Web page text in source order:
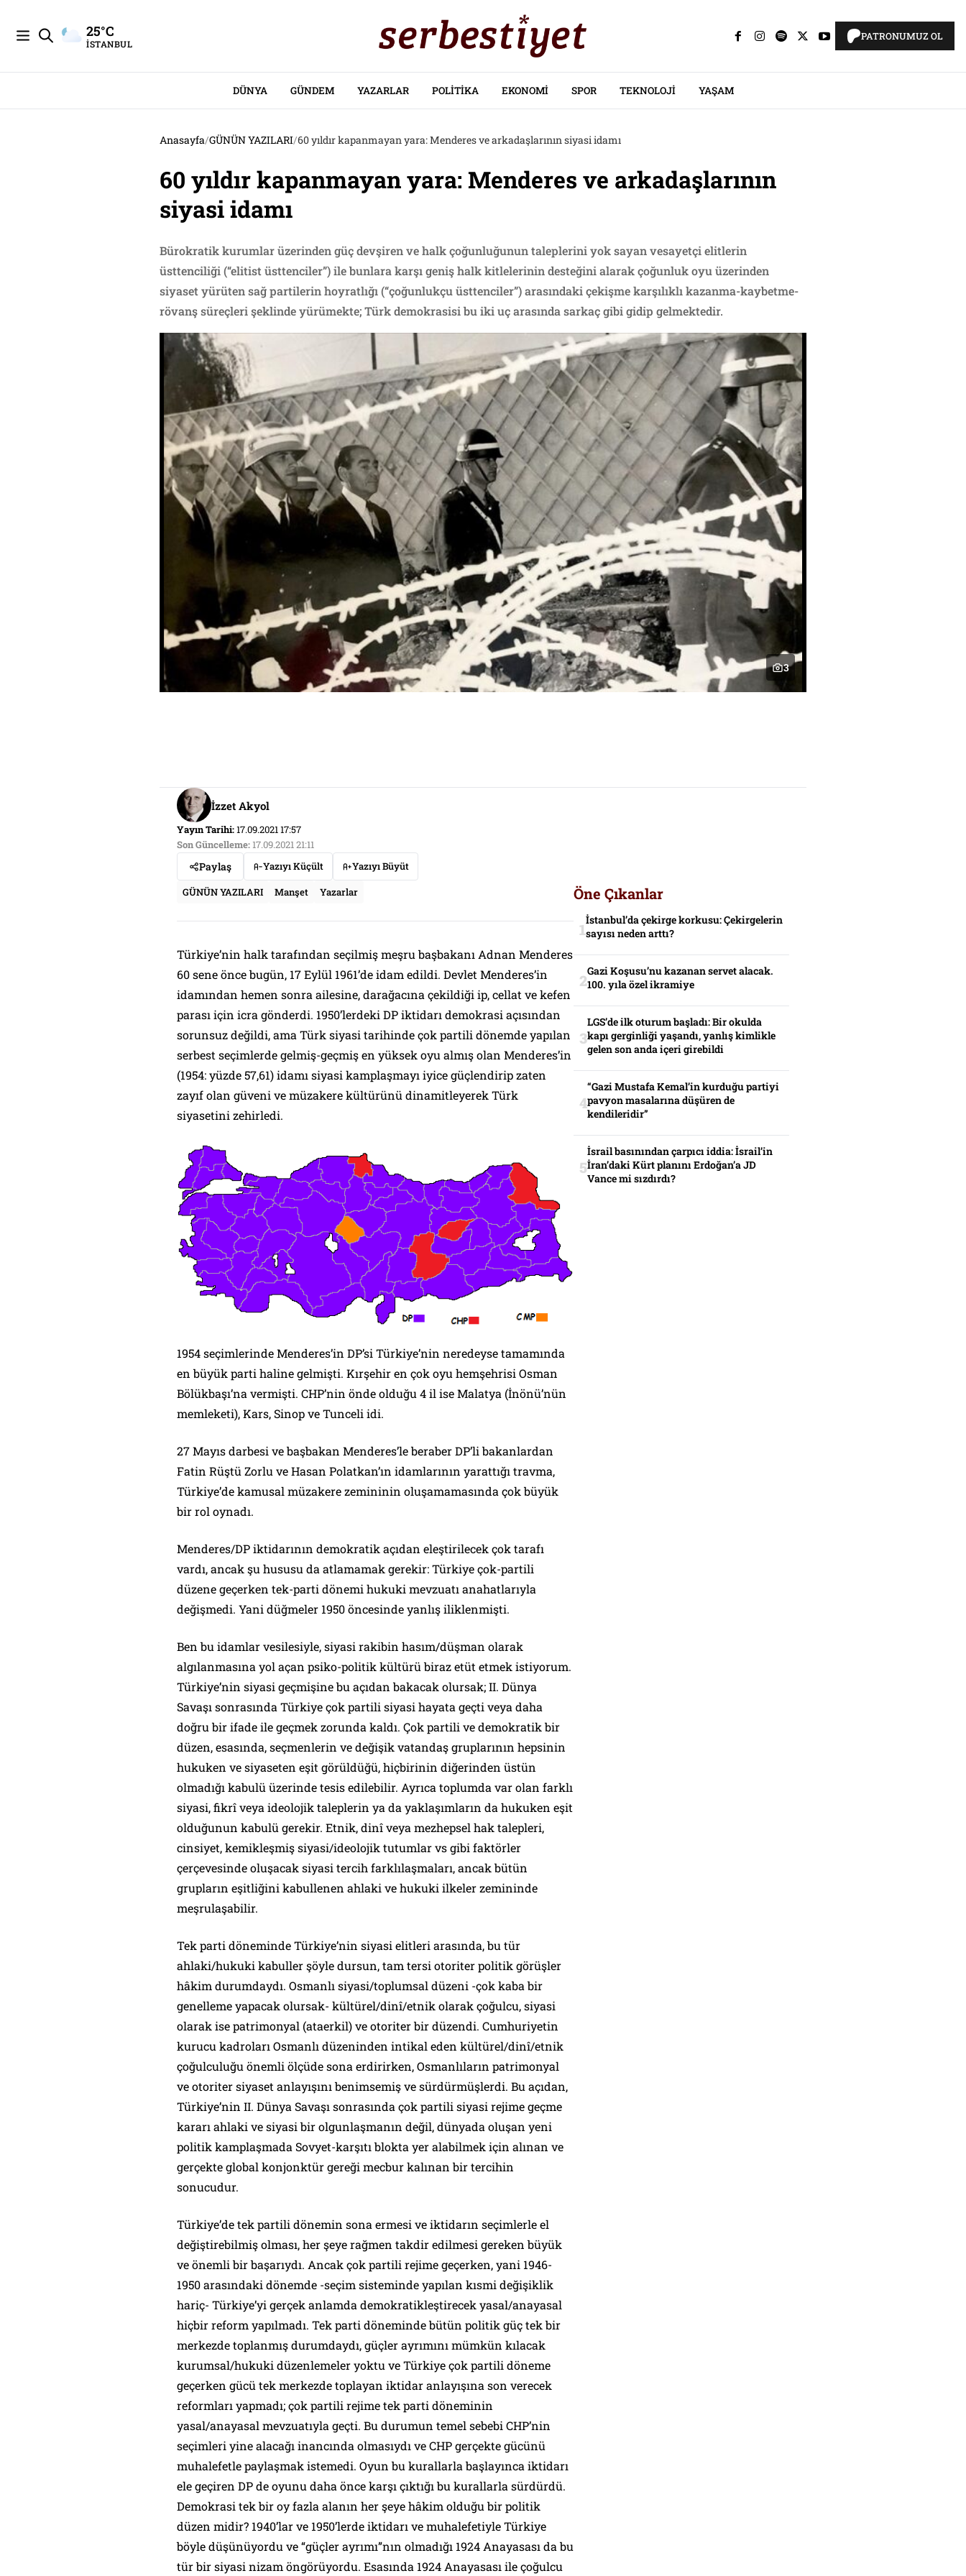
25°C
İSTANBUL
PATRONUMUZ OL
DÜNYA GÜNDEM YAZARLAR POLITIKA EKONOMI SPOR TEKNOLOJI YAŞAM
Anasayfa/GÜNÜN YAZILARI/60 yıldır kapanmayan yara: Menderes ve arkadaşlarının siyasi idamı
60 yıldır kapanmayan yara: Menderes ve arkadaşlarının
siyasi idamı
Bürokratik kurumlar üzerinden güç devşiren ve halk çoğunluğunun taleplerini yok sayan vesayetçi elitlerin
üsttenciliği (“elitist üsttenciler”) ile bunlara karşı geniş halk kitlelerinin desteğini alarak çoğunluk oyu üzerinden
siyaset yürüten sağ partilerin hoyratlığı (“çoğunlukçu üsttenciler”) arasındaki çekişme karşılıklı kazanma-kaybetme-
rövanş süreçleri şeklinde yürümekte; Türk demokrasisi bu iki uç arasında sarkaç gibi gidip gelmektedir.
3
İzzet Akyol
Yayın Tarihi:17.09.2021 17:57
Son Güncelleme: 17.09.2021 21:11
Paylaş Yazıyı Küçült
Yazıyı Büyüt
GÜNÜN YAZILARI
Manşet Yazarlar
Türkiye’nin halk tarafından seçilmiş meşru başbakanı Adnan Menderes
60 sene önce bugün, 17 Eylül 1961’de idam edildi. Devlet Menderes’in
idamından hemen sonra ailesine, darağacına çekildiği ip, cellat ve kefen
parası için icra gönderdi. 1950’lerdeki DP iktidarı demokrasi açısından
sorunsuz değildi, ama Türk siyasi tarihinde çok partili dönemde yapılan
serbest seçimlerde gelmiş-geçmiş en yüksek oyu almış olan Menderes’in
(1954: yüzde 57,61) idamı siyasi kamplaşmayı iyice güçlendirip zaten
zayıf olan güveni ve müzakere kültürünü dinamitleyerek Türk
siyasetini zehirledi.
1954 seçimlerinde Menderes’in DP’si Türkiye’nin neredeyse tamamında
en büyük parti haline gelmişti. Kırşehir en çok oyu hemşehrisi Osman
Bölükbaşı’na vermişti. CHP’nin önde olduğu 4 il ise Malatya (İnönü’nün
memleketi), Kars, Sinop ve Tunceli idi.
27 Mayıs darbesi ve başbakan Menderes’le beraber DP’li bakanlardan
Fatin Rüştü Zorlu ve Hasan Polatkan’ın idamlarının yarattığı travma,
Türkiye’de kamusal müzakere zemininin oluşamamasında çok büyük
bir rol oynadı.
Menderes/DP iktidarının demokratik açıdan eleştirilecek çok tarafı
vardı, ancak şu hususu da atlamamak gerekir: Türkiye çok-partili
düzene geçerken tek-parti dönemi hukuki mevzuatı anahatlarıyla
değişmedi. Yani düğmeler 1950 öncesinde yanlış iliklenmişti.
Ben bu idamlar vesilesiyle, siyasi rakibin hasım/düşman olarak
algılanmasına yol açan psiko-politik kültürü biraz etüt etmek istiyorum.
Türkiye’nin siyasi geçmişine bu açıdan bakacak olursak; II. Dünya
Savaşı sonrasında Türkiye çok partili siyasi hayata geçti veya daha
doğru bir ifade ile geçmek zorunda kaldı. Çok partili ve demokratik bir
düzen, esasında, seçmenlerin ve değişik vatandaş gruplarının hepsinin
hukuken ve siyaseten eşit görüldüğü, hiçbirinin diğerinden üstün
olmadığı kabulü üzerinde tesis edilebilir. Ayrıca toplumda var olan farklı
siyasi, fikrî veya ideolojik taleplerin ya da yaklaşımların da hukuken eşit
olduğunun kabulü gerekir. Etnik, dinî veya mezhepsel hak talepleri,
cinsiyet, kemikleşmiş siyasi/ideolojik tutumlar vs gibi faktörler
çerçevesinde oluşacak siyasi tercih farklılaşmaları, ancak bütün
grupların eşitliğini kabullenen ahlaki ve hukuki ilkeler zemininde
meşrulaşabilir.
Tek parti döneminde Türkiye’nin siyasi elitleri arasında, bu tür
ahlaki/hukuki kabuller şöyle dursun, tam tersi otoriter politik görüşler
hâkim durumdaydı. Osmanlı siyasi/toplumsal düzeni -çok kaba bir
genelleme yapacak olursak- kültürel/dinî/etnik olarak çoğulcu, siyasi
olarak ise patrimonyal (ataerkil) ve otoriter bir düzendi. Cumhuriyetin
kurucu kadroları Osmanlı düzeninden intikal eden kültürel/dinî/etnik
çoğulculuğu önemli ölçüde sona erdirirken, Osmanlıların patrimonyal
ve otoriter siyaset anlayışını benimsemiş ve sürdürmüşlerdi. Bu açıdan,
Türkiye’nin II. Dünya Savaşı sonrasında çok partili siyasi rejime geçme
kararı ahlaki ve siyasi bir olgunlaşmanın değil, dünyada oluşan yeni
politik kamplaşmada Sovyet-karşıtı blokta yer alabilmek için alınan ve
gerçekte global konjonktür gereği mecbur kalınan bir tercihin
sonucudur.
Türkiye’de tek partili dönemin sona ermesi ve iktidarın seçimlerle el
değiştirebilmiş olması, her şeye rağmen takdir edilmesi gereken büyük
ve önemli bir başarıydı. Ancak çok partili rejime geçerken, yani 1946-
1950 arasındaki dönemde -seçim sisteminde yapılan kısmi değişiklik
hariç- Türkiye’yi gerçek anlamda demokratikleştirecek yasal/anayasal
hiçbir reform yapılmadı. Tek parti döneminde bütün politik güç tek bir
merkezde toplanmış durumdaydı, güçler ayrımını mümkün kılacak
kurumsal/hukuki düzenlemeler yoktu ve Türkiye çok partili döneme
geçerken gücü tek merkezde toplayan iktidar anlayışına son verecek
reformları yapmadı; çok partili rejime tek parti döneminin
yasal/anayasal mevzuatıyla geçti. Bu durumun temel sebebi CHP’nin
seçimleri yine alacağı inancında olmasıydı ve CHP gerçekte gücünü
muhalefetle paylaşmak istemedi. Oyun bu kurallarla başlayınca iktidarı
ele geçiren DP de oyunu daha önce karşı çıktığı bu kurallarla sürdürdü.
Demokrasi tek bir oy fazla alanın her şeye hâkim olduğu bir politik
düzen midir? 1940’lar ve 1950’lerde iktidarı ve muhalefetiyle Türkiye
böyle düşünüyordu ve “güçler ayrımı”nın olmadığı 1924 Anayasası da bu
tür bir siyasi nizam öngörüyordu. Esasında 1924 Anayasası ile çoğulcu
Öne Çıkanlar
İstanbul’da çekirge korkusu: Çekirgelerin
sayısı neden arttı?
Gazi Koşusu’nu kazanan servet alacak.
100. yıla özel ikramiye
LGS’de ilk oturum başladı: Bir okulda
kapı gerginliği yaşandı, yanlış kimlikle
gelen son anda içeri girebildi
“Gazi Mustafa Kemal’in kurduğu partiyi
pavyon masalarına düşüren de
kendileridir”
İsrail basınından çarpıcı iddia: İsrail’in
İran’daki Kürt planını Erdoğan’a JD
Vance mi sızdırdı?